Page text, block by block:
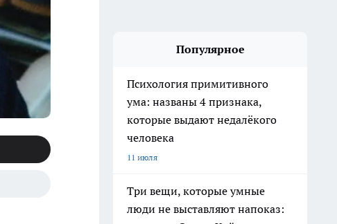
Популярное
Психология примитивного
ума: названы 4 признака,
которые выдают недалёкого
человека
11 июля
Три вещи, которые умные
люди не выставляют напоказ: